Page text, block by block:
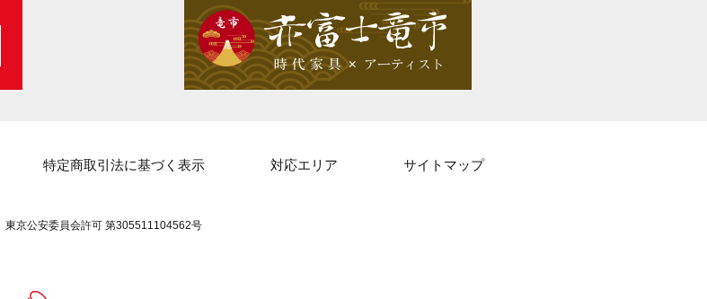
特定商取引法に基づく表示 対応エリア サイトマップ
東京公安委員会許可 第305511104562号